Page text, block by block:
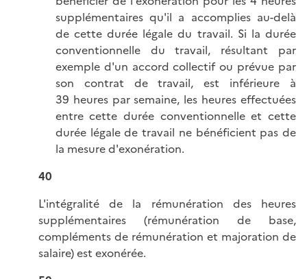
supplémentaires qu'il a accomplies au-delà
de cette durée légale du travail. Si la durée
conventionnelle du travail, résultant par
exemple d'un accord collectif ou prévue par
son contrat de travail, est inférieure à
39 heures par semaine, les heures effectuées
entre cette durée conventionnelle et cette
durée légale de travail ne bénéficient pas de
la mesure d'exonération.
40
L'intégralité de la rémunération des heures
supplémentaires (rémunération de base,
compléments de rémunération et majoration de
salaire) est exonérée.